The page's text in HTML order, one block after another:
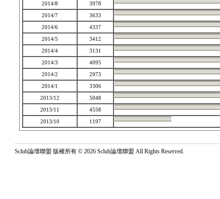
2014/8
3978
2014/7
3633
2014/6
4337
2014/5
3412
2014/4
3131
2014/3
4095
2014/2
2973
2014/1
3306
2013/12
5048
2013/11
4558
2013/10
1197
Sclub論壇聯盟 版權所有 © 2026 Sclub論壇聯盟 All Rights Reserved.